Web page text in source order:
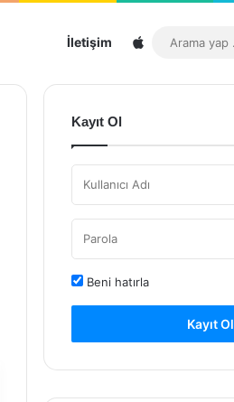
İletişim Sitemap
Kayıt Ol
Beni hatırla
Kayıt Ol